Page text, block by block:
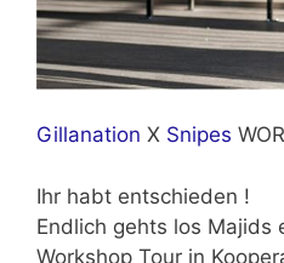
Gillanation X Snipes
Ihr habt entschieden !
Endlich gehts los Majids
Workshop Tour in